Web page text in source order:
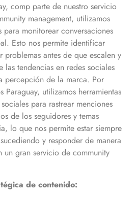
comp parte de nuestro servicio
management, utilizamos
para monitorear conversaciones
Esto nos permite identificar
problemas antes de que escalen y
las tendencias en redes sociales
percepción de la marca. Por
utilizamos herramientas
para rastrear menciones
de los seguidores y temas
lo que nos permite estar siempre
y responder de manera
gran servicio de community
de contenido: